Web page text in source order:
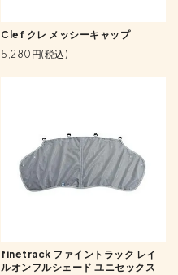
Clef クレ メッシーキャップ
5,280円(税込)
finetrack ファイントラック レイ
ルオンフルシェード ユニセックス